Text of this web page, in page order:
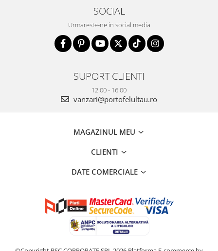
SOCIAL
Urmareste-ne in social media
SUPORT CLIENTI
12:00 - 16:00
vanzari@portofelultau.ro
MAGAZINUL MEU
CLIENTI
DATE COMERCIALE